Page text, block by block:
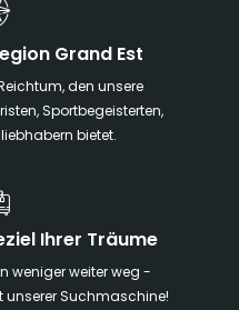
Grand Est
den unsere
Sportbegeisterten,
bietet.
Ihrer Träume
weniger weiter weg -
Suchmaschine!